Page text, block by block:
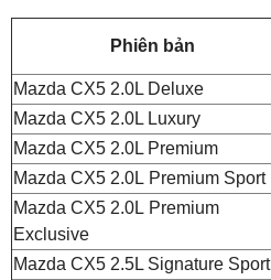
Phiên bản
Mazda CX5 2.0L Deluxe
Mazda CX5 2.0L Luxury
Mazda CX5 2.0L Premium
Mazda CX5 2.0L Premium Sport
Mazda CX5 2.0L Premium
Exclusive
Mazda CX5 2.5L Signature Sport